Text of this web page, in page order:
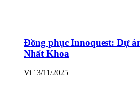
Đồng phục Innoquest: Dự
Nhất Khoa
Vi 13/11/2025